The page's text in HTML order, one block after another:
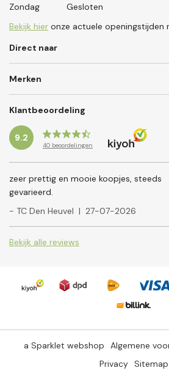
Zondag
Gesloten
Bekijk hier onze actuele openingstijden
Direct naar
Merken
Klantbeoordeling
9.2
40 beoordelingen
zeer prettig en mooie koopjes, steeds
gevarieerd.
- TC Den Heuvel | 27-07-2026
Bekijk alle reviews
a Sparklet webshop Algemene
Privacy Sitemap